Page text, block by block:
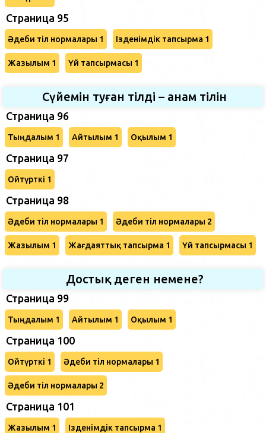
Страница 95
Әдеби тіл нормалары 1 Ізденімдік тапсырма 1
Жазылым 1 Үй тапсырмасы 1
Сүйемін туған тілді – анам тілін
Страница 96
Тыңдалым 1 Айтылым 1 Оқылым 1
Страница 97
Ойтүрткі 1
Страница 98
Әдеби тіл нормалары 1 Әдеби тіл нормалары 2
Жазылым 1 Жағдаяттық тапсырма 1 Үй тапсырмасы 1
Достық деген немене?
Страница 99
Тыңдалым 1 Айтылым 1 Оқылым 1
Страница 100
Ойтүрткі 1 Әдеби тіл нормалары 1
Әдеби тіл нормалары 2
Страница 101
Жазылым 1 Ізденімдік тапсырма 1